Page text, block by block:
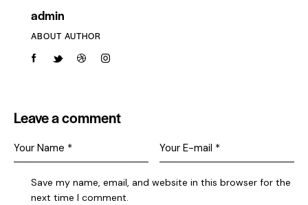
admin
ABOUT AUTHOR
Leave a comment
Save my name, email, and website in this browser for the
next time I comment.